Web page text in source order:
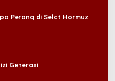
Perang di Selat Hormuz
Generasi